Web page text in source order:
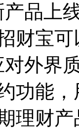
品上
财宝
对外界
功能
理财